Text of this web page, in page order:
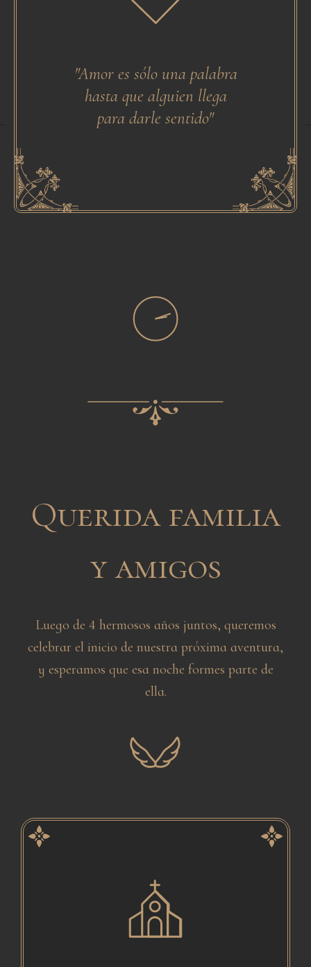
"Amor es sólo una palabra
hasta que alguien llega
para darle sentido"
Querida familia
y amigos
Luego de 4 hermosos años juntos, queremos
celebrar el inicio de nuestra próxima aventura,
y esperamos que esa noche formes parte de
ella.